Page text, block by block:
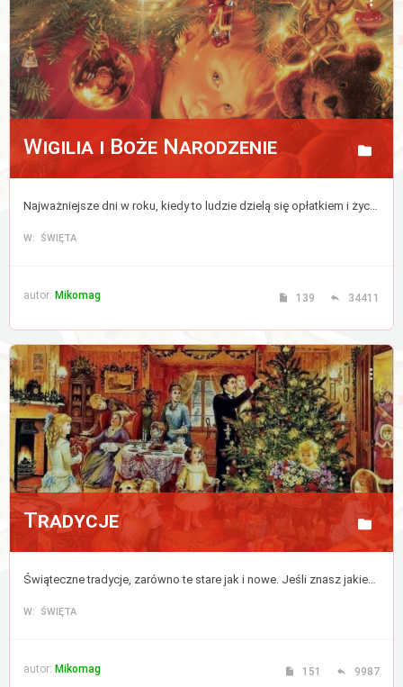
Aktywne
tematy
WIĘCEJ…
Wyszukiwanie
Wigilia i Boże Narodzenie
Najważniejsze dni w roku, kiedy to ludzie dzielą się opłatkiem i życzą sobie wszystkiego co najlepsze, a zwierzęta mówią ludzkim głosem.
W: ŚWIĘTA
autor: Mikomag 139 34411
Tradycje
Świąteczne tradycje, zarówno te stare jak i nowe. Jeśli znasz jakieś to podziel się nimi z nami. Nie dajmy tradycjom umrzeć!
W: ŚWIĘTA
autor: Mikomag 151 9987